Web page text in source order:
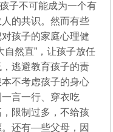
子不可能成为一个有
的共识。然而有些
孩子的家庭心理健
自然直”，让孩子放任
逃避教育孩子的责
不考虑孩子的身心
言一行、穿衣吃
限制过多，不给孩
还有—些父母，因